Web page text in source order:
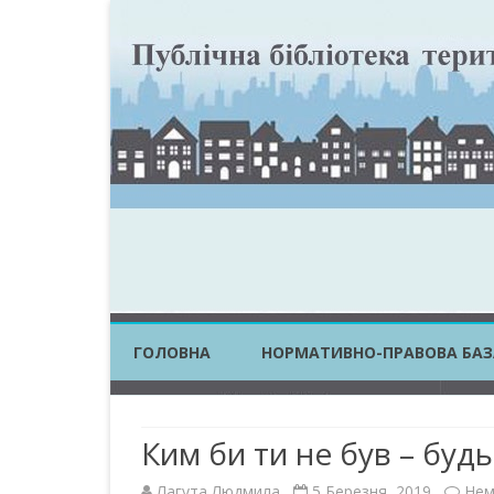
ГОЛОВНА НОРМАТИВНО-ПРАВОВА
ПОСТАНОВИ КМУ
Ким би ти не був –